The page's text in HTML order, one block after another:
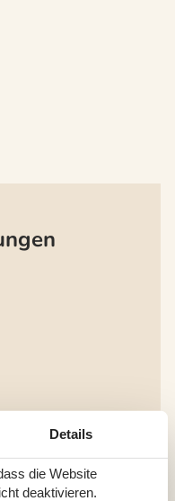
Details
die Website
deaktivieren.